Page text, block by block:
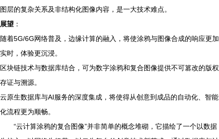
图层的复杂关系及非结构化图像内容，是一大技术难点。
展望 ：
随着5G/6G网络普及，边缘计算的融入，将使涂鸦与图像合成的响应更加
实时，体验更沉浸。
区块链技术与数据库结合，可为数字涂鸦和复合图像提供不可篡改的版权
存证与溯源。
云原生数据库与AI服务的深度集成，将使得从创意到成品的自动化、智能
化流程更为顺畅。
“云计算涂鸦的复合图像”并非简单的概念堆砌，它描绘了一个以数据